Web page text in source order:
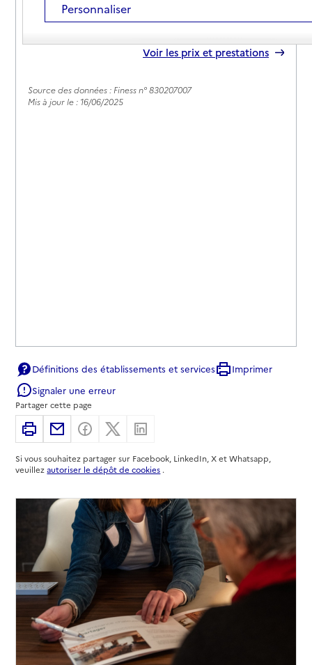
04 94 90 00 63
Voir les prix et prestations
Source des données : Finess n° 830207007
Mis à jour le : 16/06/2025
Définitions des établissements et services
Imprimer
Signaler une erreur
Partager cette page
ImprimerPartager par email
Partager sur Facebook
Partager sur X
Si vous souhaitez partager sur Facebook, LinkedIn, X et Whatsapp,
veuillezautoriser le dépôt de cookies .
Personnaliser